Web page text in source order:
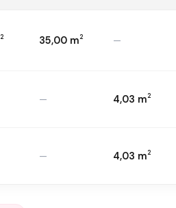
2 35,00 m2 —
T3 — RDC
— 4,03 m2
— 4,03 m2